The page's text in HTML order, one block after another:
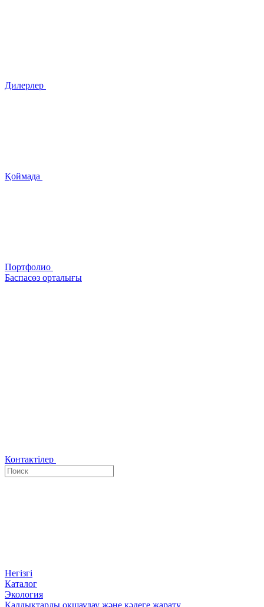
Дилерлер
Қоймада
Портфолио
Баспасөз орталығы
Контактілер
Негізгі
Каталог
Экология
Қалдықтарды оқшаулау және кәдеге жарату